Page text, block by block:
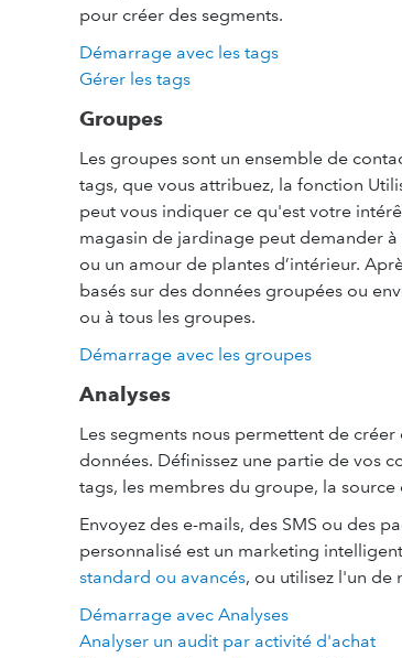
pour créer des segments.
Démarrage avec les tags
Gérer les tags
Groupes
Les groupes sont un ensemble de
tags, que vous attribuez, la fonction
peut vous indiquer ce qu'est votre
magasin de jardinage peut demander
ou un amour de plantes d’intérieur.
basés sur des données groupées ou
ou à tous les groupes.
Démarrage avec les groupes
Analyses
Les segments nous permettent de
données. Définissez une partie de vos
tags, les membres du groupe, la
Envoyez des e-mails, des SMS ou des
personnalisé est un marketing
standard ou avancés, ou utilisez l'un de
Démarrage avec Analyses
Analyser un audit par activité d'achat